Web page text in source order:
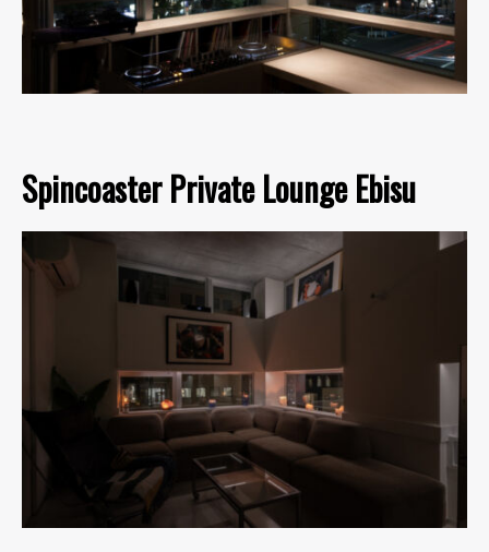
Spincoaster Private Lounge Ebisu